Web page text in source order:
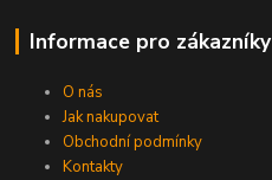
Informace pro zákazníky
O nás
Jak nakupovat
Obchodní podmínky
Kontakty